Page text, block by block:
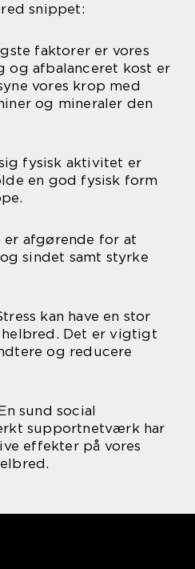
snippet:
faktorer er vores
og afbalanceret kost er
vores krop med
og mineraler den
fysisk aktivitet er
en god fysisk form
er afgørende for at
sindet samt styrke
kan have en stor
Det er vigtigt
og reducere
sund social
supportnetværk har
effekter på vores